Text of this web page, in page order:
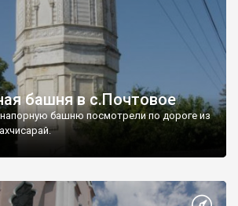
башня в с.Почтовое
башню посмотрели по дороге из